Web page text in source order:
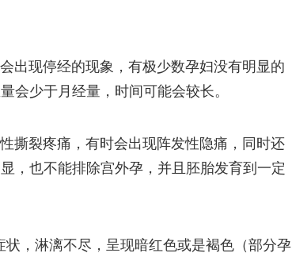
出现停经的现象，有极少数孕妇没有明显的
会少于月经量，时间可能会较长。
撕裂疼痛，有时会出现阵发性隐痛，同时还
，也不能排除宫外孕，并且胚胎发育到一定
，淋漓不尽，呈现暗红色或是褐色（部分孕